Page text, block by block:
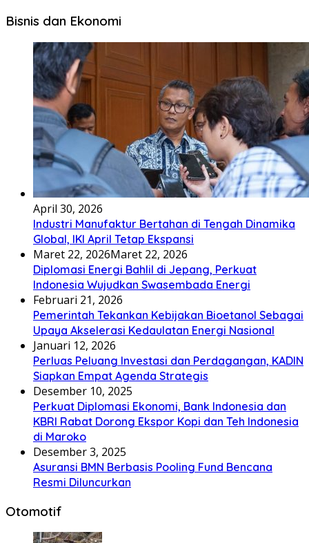
Bisnis dan Ekonomi
April 30, 2026
Industri Manufaktur Bertahan di Tengah Dinamika
Global, IKI April Tetap Ekspansi
Maret 22, 2026Maret 22, 2026
Diplomasi Energi Bahlil di Jepang, Perkuat
Indonesia Wujudkan Swasembada Energi
Februari 21, 2026
Pemerintah Tekankan Kebijakan Bioetanol Sebagai
Upaya Akselerasi Kedaulatan Energi Nasional
Januari 12, 2026
Perluas Peluang Investasi dan Perdagangan, KADIN
Siapkan Empat Agenda Strategis
Desember 10, 2025
Perkuat Diplomasi Ekonomi, Bank Indonesia dan
KBRI Rabat Dorong Ekspor Kopi dan Teh Indonesia
di Maroko
Desember 3, 2025
Asuransi BMN Berbasis Pooling Fund Bencana
Resmi Diluncurkan
Otomotif